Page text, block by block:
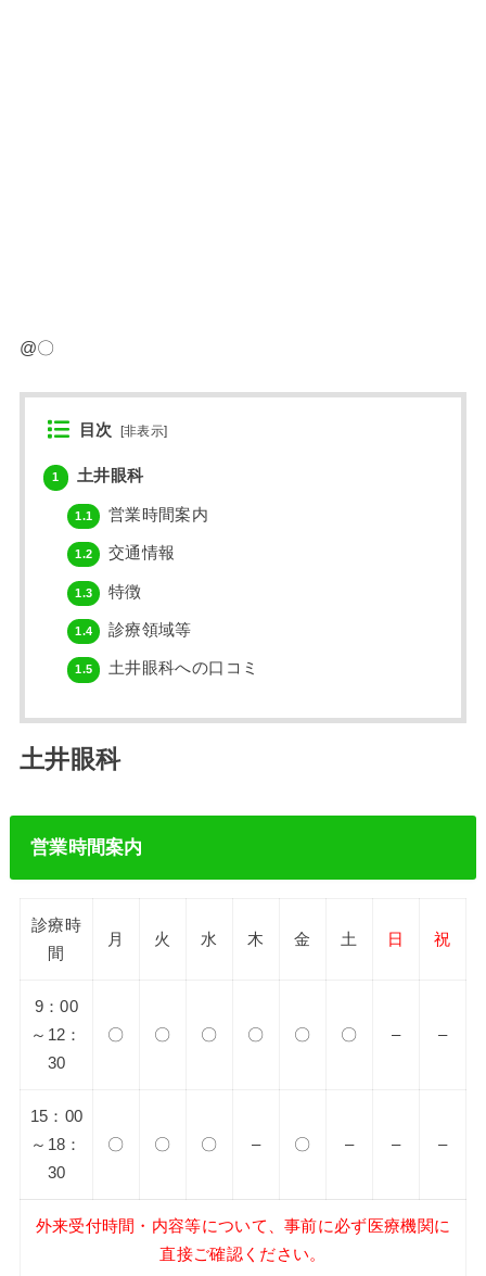
@〇
目次 [非表示]
1 土井眼科
1.1 営業時間案内
1.2 交通情報
1.3 特徴
1.4 診療領域等
1.5 土井眼科への口コミ
土井眼科
営業時間案内
診療時
間
月 火 水 木 金 土 日 祝
9：00
～12：
30
〇 〇 〇 〇 〇 〇 – –
15：00
～18：
30
〇 〇 〇 – 〇 – – –
外来受付時間・内容等について、事前に必ず医療機関に
直接ご確認ください。